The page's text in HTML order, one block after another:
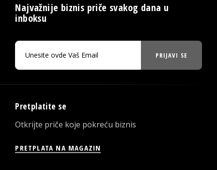
Najvažnije biznis priče svakog dana u
inboksu
PRIJAVI SE
Pretplatite se
Otkrijte priče koje pokreću biznis
PRETPLATA NA MAGAZIN